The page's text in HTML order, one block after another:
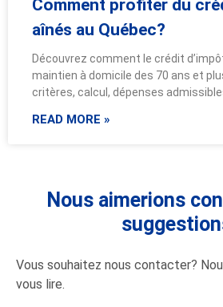
Comment profiter du
aînés au Québec?
Découvrez comment le crédit
maintien à domicile des 70 ans et
critères, calcul, dépenses
READ MORE »
Nous aimerions
Vous souhaitez nous contacter?
vous lire.